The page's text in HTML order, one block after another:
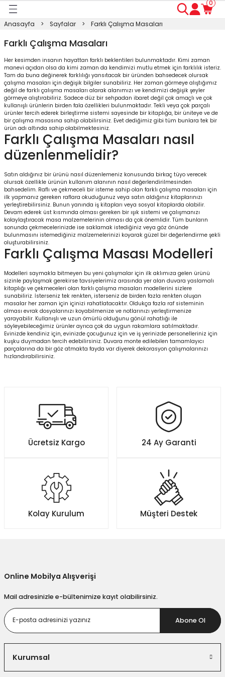
Masası
Dolabı
0
Anasayfa Sayfalar Farklı Çalışma Masaları
Farklı Çalışma Masaları
Her kesimden insanın hayattan farklı beklentileri bulunmaktadır. Kimi zaman
manevi açıdan olsa da kimi zaman da kendimizi mutlu etmek için farklılık isteriz.
Tam da buna değinerek farklılığı yansıtacak bir üründen bahsedecek olursak
çalışma masaları için değişik bilgiler sunabiliriz. Her zaman görmeye alıştığımız
değil de farklı çalışma masaları alarak alanımızı ve kendimizi değişik şeyler
görmeye alıştırabiliriz. Sadece düz bir sehpadan ibaret değil çok amaçlı ve çok
kullanışlı ürünlerin birden fala özellikleri bulunmaktadır. Tekli veya çok parçalı
ürünler tercih ederek birleştirme sistemi sayesinde bir kitaplığa, bir üniteye ve de
bir çalışma masasına sahip olabilirsiniz. Evet dediğimiz gibi tüm bunlara tek bir
ürün adı altında sahip olabilmektesiniz.
Farklı Çalışma Masaları nasıl
düzenlenmelidir?
Satın aldığınız bir ürünü nasıl düzenlemeniz konusunda birkaç tüyo verecek
olursak özellikle ürünün kullanım alanının nasıl değerlendirilmesinden
bahsedelim. Raflı ve çekmeceli bir isteme sahip olan farklı çalışma masaları için
ilk yapmanız gereken raflara okuduğunuz veya satın aldığınız kitaplarınızı
yerleştirebilirsiniz. Bunun yanında iş kitapları veya sosyal kitaplarda olabilir.
Devam ederek üst kısmında olması gereken bir ışık sistemi ve çalışmanızı
kolaylaştıracak masa malzemelerinin olması da çok önemlidir. Tüm bunların
sonunda çekmecelerinizde ise saklamak istediğiniz veya göz önünde
bulunmasını istemediğiniz malzemelerinizi koyarak güzel bir değerlendirme şekli
oluşturabilirsiniz.
Farklı Çalışma Masası Modelleri
Modelleri saymakla bitmeyen bu yeni çalışmalar için ilk aklımıza gelen ürünü
sizinle paylaşmak gerekirse tavsiyelerimiz arasında yer alan duvara yaslamalı
kitaplığı ve çekmeceleri olan farklı çalışma masaları modellerini sizlere
sunabiliriz. İsterseniz tek renkten, isterseniz de birden fazla renkten oluşan
masalar her zaman için içinizi rahatlatacaktır. Oldukça fazla raf sisteminin
olması evrak dosyalarınızı koyabilmenize ve notlarınızı yerleştirmenize
yarayabilir. Kullanışlı ve uzun ömürlü olduğunu gönül rahatlığı ile
söyleyebileceğimiz ürünler ayrıca çok da uygun rakamlara satılmaktadır.
Evinizde kendiniz için, evinizde çocuğunuz için ve iş yerinizde personelleriniz için
kuşku duymadan tercih edebilirsiniz. Duvara monte edilebilen tamamlayıcı
parçalarına da bir göz atmakta fayda var diyerek dekorasyon çalışmalarınızı
hızlandırabilirsiniz.
Ücretsiz Kargo 24 Ay Garanti
Kolay Kurulum Müşteri Destek
Online Mobilya Alışverişi
Mail adresinizle e-bültenimize kayıt olabilirsiniz.
Abone Ol
Kurumsal